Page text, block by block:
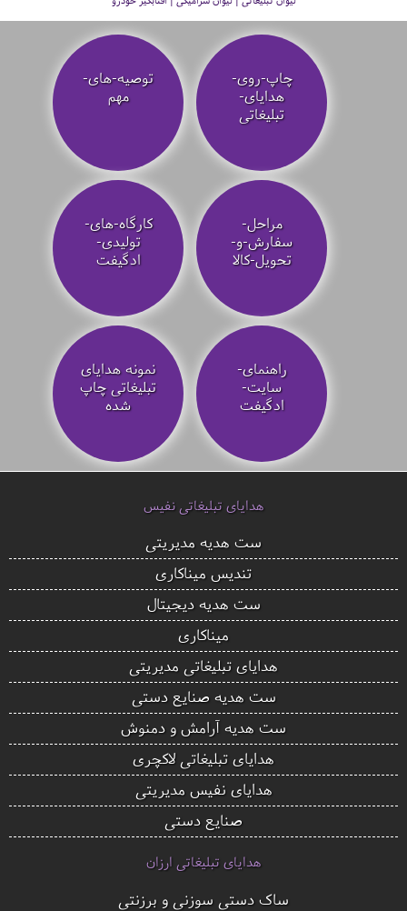
چاپ-روی-
هدایای-
تبلیغاتی
توصیه‌-های-
مهم
مراحل-
سفارش-و-
تحویل-کالا
کارگاه-های-
تولیدی-
ادگیفت
راهنمای-
سایت-
ادگیفت
نمونه هدایای
تبلیغاتی چاپ
شده
هدایای تبلیغاتی نفیس
ست هدیه مدیریتی
تندیس میناکاری
ست هدیه دیجیتال
میناکاری
هدایای تبلیغاتی مدیریتی
ست هدیه صنایع دستی
ست هدیه آرامش و دمنوش
هدایای تبلیغاتی لاکچری
هدایای نفیس مدیریتی
صنایع دستی
هدایای تبلیغاتی ارزان
ساک دستی سوزنی و برزنتی